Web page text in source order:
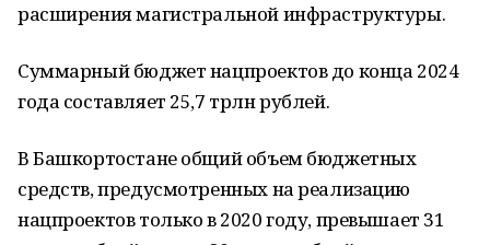
расширения магистральной инфраструктуры.
Суммарный бюджет нацпроектов до конца 2024
года составляет 25,7 трлн рублей.
В Башкортостане общий объем бюджетных
средств, предусмотренных на реализацию
нацпроектов только в 2020 году, превышает 31